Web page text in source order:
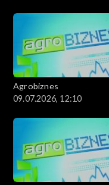
Agrobiznes
09.07.2026, 12:10